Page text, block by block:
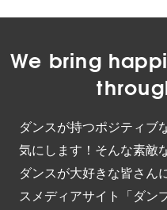
We bring
ダンスが持つポジティブ
気にします！そんな素敵
ダンスが大好きな皆さん
スメディアサイト「ダン